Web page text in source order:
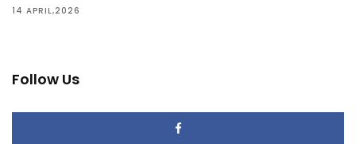
14 APRIL,2026
Follow Us